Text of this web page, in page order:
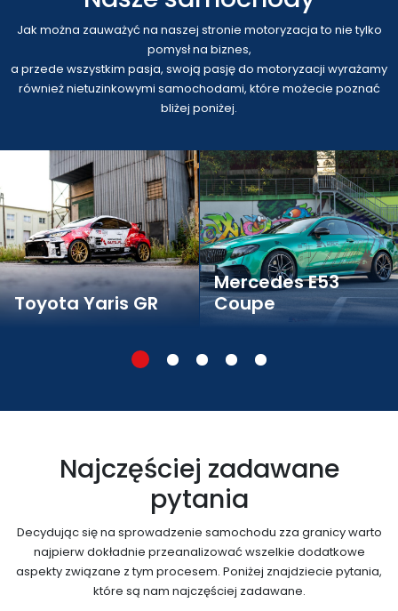
Jak można zauważyć na naszej stronie motoryzacja to nie tylko
pomysł na biznes,
a przede wszystkim pasja, swoją pasję do motoryzacji wyrażamy
również nietuzinkowymi samochodami, które możecie poznać
bliżej poniżej.
Toyota Yaris GR
Mercedes E53
Coupe
Najczęściej zadawane
pytania
Decydując się na sprowadzenie samochodu zza granicy warto
najpierw dokładnie przeanalizować wszelkie dodatkowe
aspekty związane z tym procesem. Poniżej znajdziecie pytania,
które są nam najczęściej zadawane.